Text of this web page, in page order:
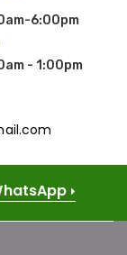
6:00pm
- 1:00pm